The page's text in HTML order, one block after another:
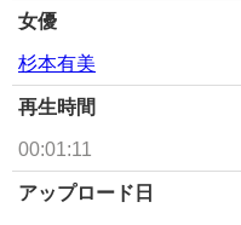
女優
杉本有美
再生時間
00:01:11
アップロード日